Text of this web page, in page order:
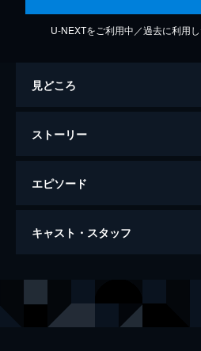
U-NEXTをご利用中／過去に利用
見どころ
ストーリー
エピソード
偽りの楽園
キャスト・スタッフ
CW